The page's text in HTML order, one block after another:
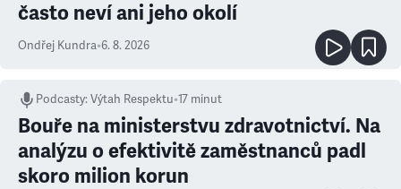
často neví ani jeho okolí
Ondřej Kundra•6. 8. 2026
Podcasty:Výtah Respektu•17 minut
Bouře na ministerstvu zdravotnictví. Na
analýzu o efektivitě zaměstnanců padl
skoro milion korun